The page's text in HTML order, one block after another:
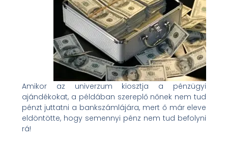
Amikor az univerzum kiosztja a pénzügyi
ajándékokat, a példában szereplő nőnek nem tud
pénzt juttatni a bankszámlájára, mert ő már eleve
eldöntötte, hogy semennyi pénz nem tud befolyni
rá!